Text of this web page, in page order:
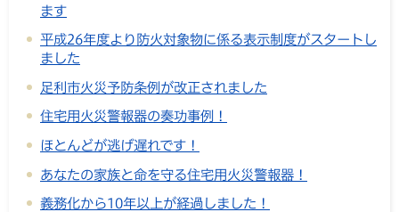
ます
平成26年度より防火対象物に係る表示制度がスタートし
ました
足利市火災予防条例が改正されました
住宅用火災警報器の奏功事例！
ほとんどが逃げ遅れです！
あなたの家族と命を守る住宅用火災警報器！
義務化から10年以上が経過しました！